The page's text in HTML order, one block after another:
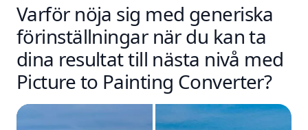
Varför nöja sig med generiska
förinställningar när du kan ta
dina resultat till nästa nivå med
Picture to Painting Converter?